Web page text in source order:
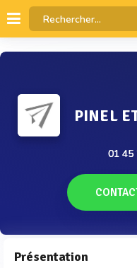
PINEL
01 45
Présentation